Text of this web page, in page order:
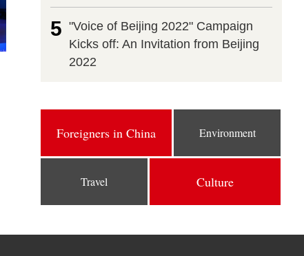
5 "Voice of Beijing 2022" Campaign
Kicks off: An Invitation from Beijing
2022
Foreigners in China Environment
Travel Culture